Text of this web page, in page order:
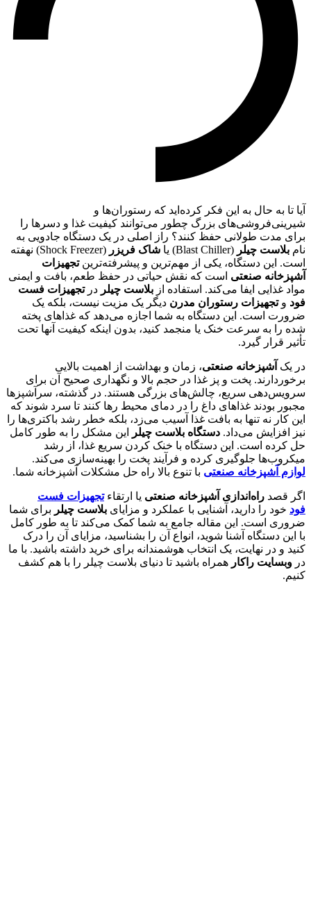
آیا تا به حال به این فکر کرده‌اید که رستوران‌ها و
شیرینی‌فروشی‌های بزرگ چطور می‌توانند کیفیت غذا و دسرها را
برای مدت طولانی حفظ کنند؟ راز اصلی در یک دستگاه جادویی به
نام بلاست چیلر (Blast Chiller) یا شاک فریزر
(Shock Freezer) نهفته
است. این دستگاه، یکی از مهم‌ترین و پیشرفته‌ترینتجهیزات
آشپزخانه صنعتی است که نقش حیاتی در حفظ طعم، بافت و ایمنی
مواد غذایی ایفا می‌کند. استفاده از بلاست چیلر درتجهیزات فست
فود وتجهیزات رستوران مدرن دیگر یک مزیت نیست، بلکه یک
ضرورت است. این دستگاه به شما اجازه می‌دهد که غذاهای پخته
شده را به سرعت خنک یا منجمد کنید، بدون اینکه کیفیت آنها تحت
تأثیر قرار گیرد.
در یک آشپزخانه صنعتی، زمان و بهداشت از اهمیت بالایی
برخوردارند. پخت و پز غذا در حجم بالا و نگهداری صحیح آن برای
سرویس‌دهی سریع، چالش‌های بزرگی هستند. در گذشته، سرآشپزها
مجبور بودند غذاهای داغ را در دمای محیط رها کنند تا سرد شوند که
این کار نه تنها به بافت غذا آسیب می‌زد، بلکه خطر رشد باکتری‌ها را
نیز افزایش می‌داد. دستگاه بلاست چیلر
این مشکل را به طور کامل
حل کرده است. این دستگاه با خنک کردن سریع غذا، از رشد
میکروب‌ها جلوگیری کرده و فرآیند پخت را بهینه‌سازی می‌کند.
لوازم آشپزخانه صنعتی با تنوع بالا راه حل مشکلات آشپزخانه شما.
اگر قصد راه‌اندازی آشپزخانه صنعتی یا ارتقاءتجهیزات فست
فود خود را دارید، آشنایی با عملکرد و مزایای بلاست چیلر برای شما
ضروری است. این مقاله جامع به شما کمک می‌کند تا به طور کامل
با این دستگاه آشنا شوید، انواع آن را بشناسید، مزایای آن را درک
کنید و در نهایت، یک انتخاب هوشمندانه برای خرید داشته باشید. با ما
در وبسایت راکار همراه باشید تا دنیای بلاست چیلر را با هم کشف
کنیم.